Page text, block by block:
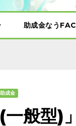
助成金なう
成金
一般型)